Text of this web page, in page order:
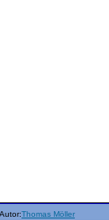
Thomas Möller